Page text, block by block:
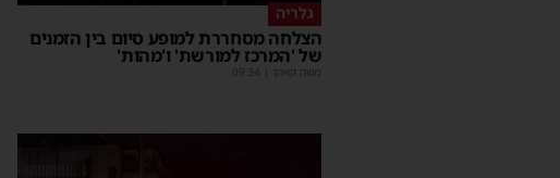
גלריה
הצלחה מסחררת למופע סיום בין הזמנים
של 'המרכז למורשת' ו'מהות'
משה קאהן 09:34